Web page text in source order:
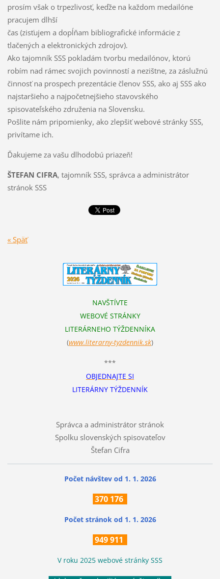
prosím však o trpezlivosť, keďže na každom medailóne
pracujem dlhší
čas (zisťujem a dopĺňam bibliografické informácie z
tlačených a elektronických zdrojov).
Ako tajomník SSS pokladám tvorbu medailónov, ktorú
robím nad rámec svojich povinností a nezištne, za záslužnú
činnosť na prospech prezentácie členov SSS, ako aj SSS ako
najstaršieho a najpočetnejšieho stavovského
spisovateľského združenia na Slovensku.
Pošlite nám pripomienky, ako zlepšiť webové stránky SSS,
privítame ich.
Ďakujeme za vašu dlhodobú priazeň!
ŠTEFAN CIFRA, tajomník SSS, správca a administrátor
stránok SSS
« Späť
NAVŠTÍVTE
WEBOVÉ STRÁNKY
LITERÁRNEHO TÝŽDENNÍKA
(www.literarny-tyzdennik.sk)
***
OBJEDNAJTE SI
LITERÁRNY TÝŽDENNÍK
Správca a administrátor stránok
Spolku slovenských spisovateľov
Štefan Cifra
Počet návštev od 1. 1. 2026
370 176
Počet stránok od 1. 1. 2026
949 911
V roku 2025 webové stránky SSS